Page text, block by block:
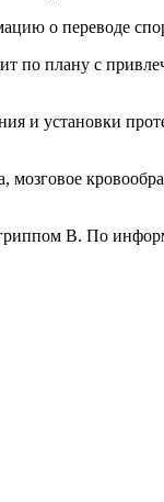
о переводе
по плану с
и установки
мозговое
B. По